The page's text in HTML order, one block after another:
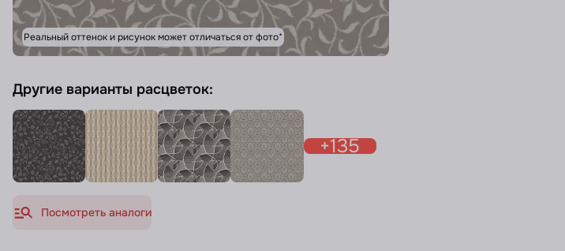
Реальный оттенок и рисунок может отличаться от фото*
Другие варианты расцветок:
+135
Посмотреть аналоги